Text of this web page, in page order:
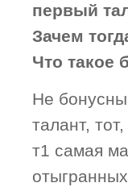
первый
Зачем
Что такое
Не
талант,
т1 самая